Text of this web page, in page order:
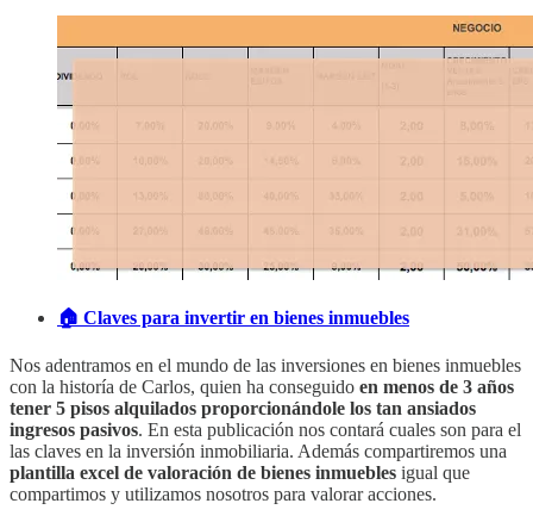
🏠 Claves para invertir en bienes inmuebles
Nos adentramos en el mundo de las inversiones en bienes inmuebles
con la historía de Carlos, quien ha conseguido en menos de 3 años
tener 5 pisos alquilados proporcionándole los tan ansiados
ingresos pasivos. En esta publicación nos contará cuales son para el
las claves en la inversión inmobiliaria. Además compartiremos una
plantilla excel de valoración de bienes inmuebles igual que
compartimos y utilizamos nosotros para valorar acciones.